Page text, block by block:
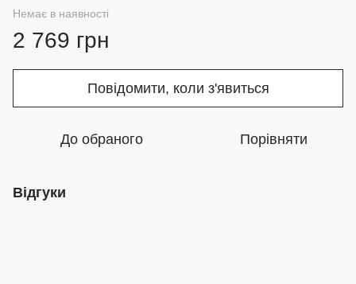
Немає в наявності
2 769 грн
Повідомити, коли з'явиться
До обраного Порівняти
Відгуки